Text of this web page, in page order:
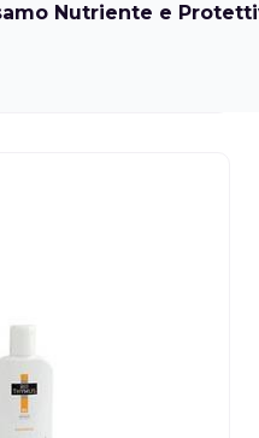
Nutriente e